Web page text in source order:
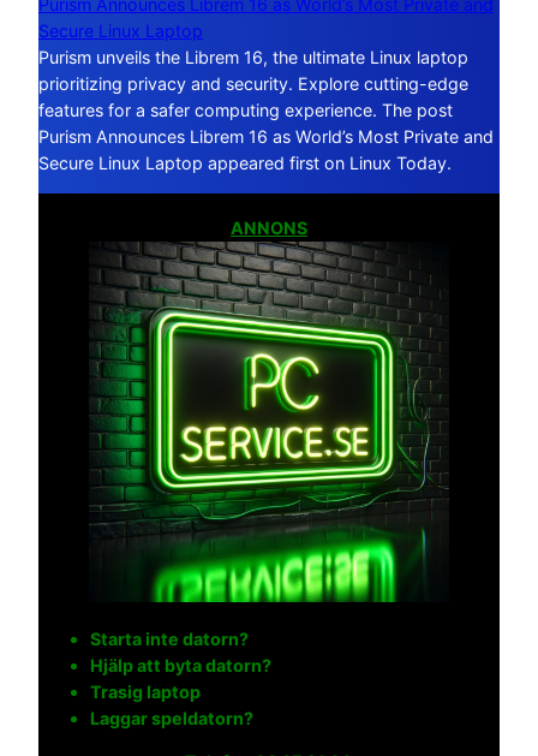
Purism Announces Librem 16 as World’s Most Private and
Secure Linux Laptop
Purism unveils the Librem 16, the ultimate Linux laptop
prioritizing privacy and security. Explore cutting-edge
features for a safer computing experience. The post
Purism Announces Librem 16 as World’s Most Private and
Secure Linux Laptop appeared first on Linux Today.
ANNONS
Starta inte datorn?
Hjälp att byta datorn?
Trasig laptop
Laggar speldatorn?